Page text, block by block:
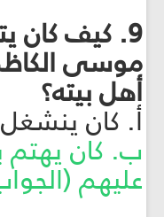
9. كيف كان
موسى
أهل بيته؟
أ. كان ينشغل
ب. كان
عليهم